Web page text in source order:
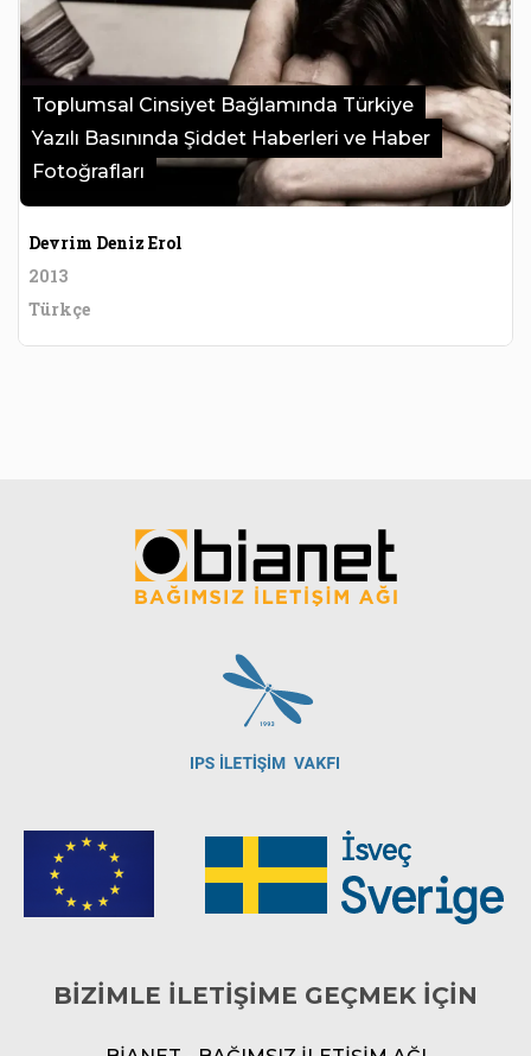
Toplumsal Cinsiyet Bağlamında Türkiye
Yazılı Basınında Şiddet Haberleri ve Haber
Fotoğrafları
Devrim Deniz Erol
2013
Türkçe
BİZİMLE İLETİŞİME GEÇMEK İÇİN